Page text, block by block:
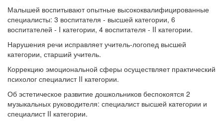
Малышей воспитывают опытные высококвалифицированные
специалисты: 3 воспитателя - высшей категории, 6
воспитателей - I категории, 4 воспитателя - II категории.
Нарушения речи исправляет учитель-логопед высшей
категории, старший учитель.
Коррекцию эмоциональной сферы осуществляет практический
психолог специалист II категории.
Об эстетическое развитие дошкольников беспокоятся 2
музыкальных руководителя: специалист высшей категории и
специалист II категории.